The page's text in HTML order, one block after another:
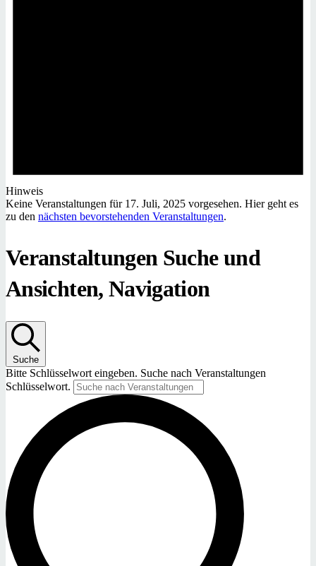
Hinweis
Keine Veranstaltungen für 17. Juli, 2025 vorgesehen. Hier geht es
zu den nächsten bevorstehenden Veranstaltungen.
Veranstaltungen Suche und
Ansichten, Navigation
Suche
Bitte Schlüsselwort eingeben. Suche nach Veranstaltungen
Schlüsselwort.